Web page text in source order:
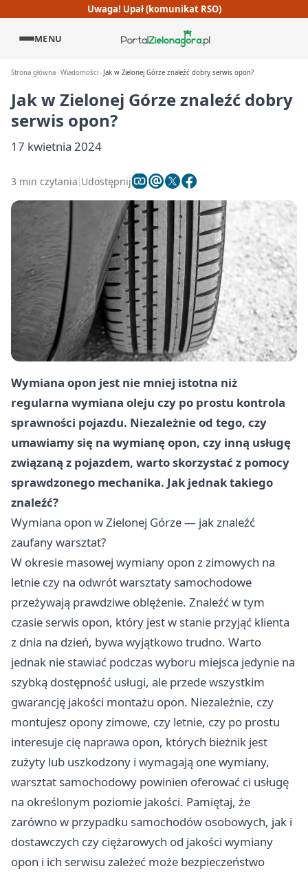
Uwaga! Upał (komunikat RSO)
MENU
Strona główna Wiadomości Jak w Zielonej Górze znaleźć dobry serwis opon?
Jak w Zielonej Górze znaleźć dobry
serwis opon?
17 kwietnia 2024
3 min czytania Udostępnij
Wymiana opon jest nie mniej istotna niż
regularna wymiana oleju czy po prostu kontrola
sprawności pojazdu. Niezależnie od tego, czy
umawiamy się na wymianę opon, czy inną usługę
związaną z pojazdem, warto skorzystać z pomocy
sprawdzonego mechanika. Jak jednak takiego
znaleźć?
Wymiana opon w Zielonej Górze — jak znaleźć
zaufany warsztat?
W okresie masowej wymiany opon z zimowych na
letnie czy na odwrót warsztaty samochodowe
przeżywają prawdziwe oblężenie. Znaleźć w tym
czasie serwis opon, który jest w stanie przyjąć klienta
z dnia na dzień, bywa wyjątkowo trudno. Warto
jednak nie stawiać podczas wyboru miejsca jedynie na
szybką dostępność usługi, ale przede wszystkim
gwarancję jakości montażu opon. Niezależnie, czy
montujesz opony zimowe, czy letnie, czy po prostu
interesuje cię naprawa opon, których bieżnik jest
zużyty lub uszkodzony i wymagają one wymiany,
warsztat samochodowy powinien oferować ci usługę
na określonym poziomie jakości. Pamiętaj, że
zarówno w przypadku samochodów osobowych, jak i
dostawczych czy ciężarowych od jakości wymiany
opon i ich serwisu zależeć może bezpieczeństwo